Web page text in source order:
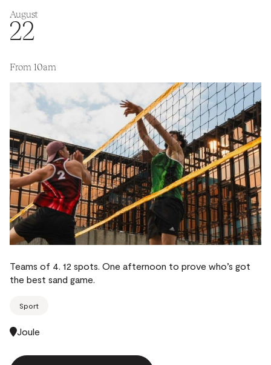
August
22
From 10am
Teams of 4. 12 spots. One afternoon to prove who’s got
the best sand game.
Sport
Joule